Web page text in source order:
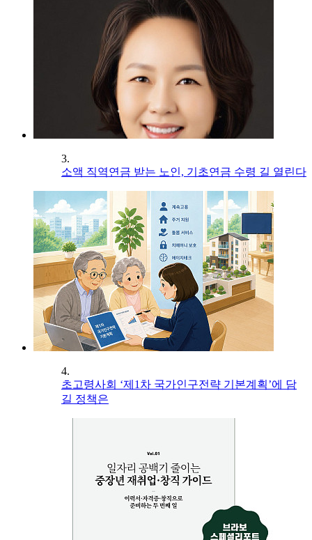
3.
소액 직역연금 받는 노인, 기초연금 수령 길 열린다
4.
초고령사회 ‘제1차 국가인구전략 기본계획’에 담
길 정책은